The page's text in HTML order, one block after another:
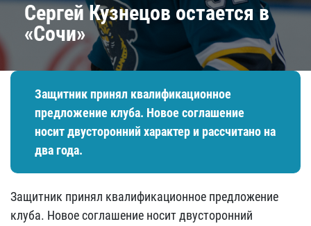
Сергей Кузнецов остается в
«Сочи»
Защитник принял квалификационное
предложение клуба. Новое соглашение
носит двусторонний характер и рассчитано на
два года.
Защитник принял квалификационное предложение
клуба. Новое соглашение носит двусторонний